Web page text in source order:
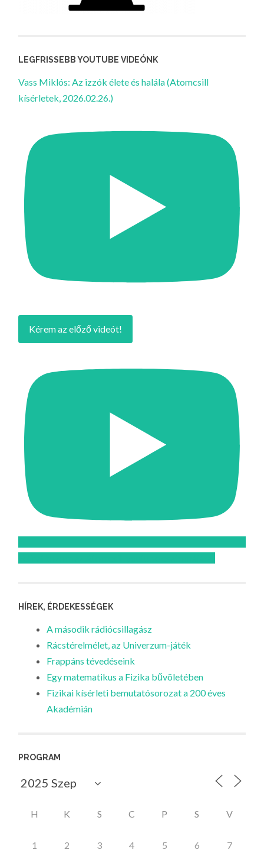
LEGFRISSEBB YOUTUBE VIDEÓNK
Vass Miklós: Az izzók élete és halála (Atomcsill
kísérletek, 2026.02.26.)
Kérem az előző videót!
HÍREK, ÉRDEKESSÉGEK
A második rádiócsillagász
Rácstérelmélet, az Univerzum-játék
Frappáns tévedéseink
Egy matematikus a Fizika bűvöletében
Fizikai kísérleti bemutatósorozat a 200 éves
Akadémián
PROGRAM
H K S C P S V
1 2 3 4 5 6 7